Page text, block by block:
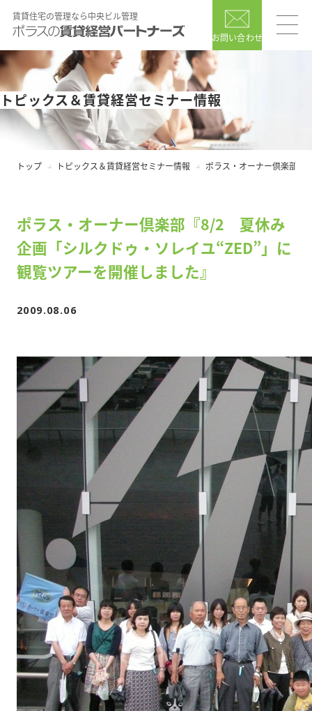
賃貸住宅の管理なら中央ビル管理
お問い合わせ
トピックス＆賃貸経営セミナー情報
トップ トピックス＆賃貸経営セミナー情報 ポラス・オーナー倶楽部『
ポラス・オーナー倶楽部『8/2 夏休み
企画「シルクドゥ・ソレイユ“ZED”」に
観覧ツアーを開催しました』
2009.08.06